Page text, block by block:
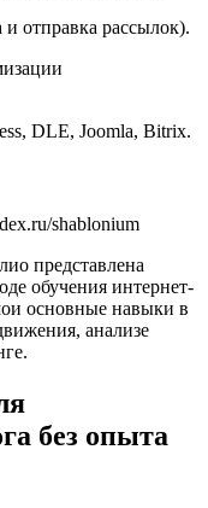
отправка рассылок).
DLE, Joomla, Bitrix.
shablonium
представлена
обучения интернет-
основные навыки в
анализе
без опыта